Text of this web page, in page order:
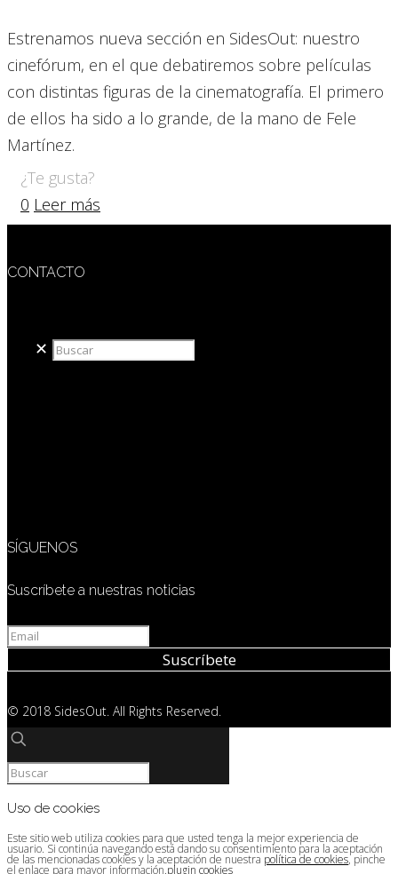
Estrenamos nueva sección en SidesOut: nuestro
cinefórum, en el que debatiremos sobre películas
con distintas figuras de la cinematografía. El primero
de ellos ha sido a lo grande, de la mano de Fele
Martínez.
¿Te gusta?
0 Leer más
CONTACTO
✕
SÍGUENOS
Suscríbete a nuestras noticias
© 2018 SidesOut. All Rights Reserved.
Uso de cookies
Este sitio web utiliza cookies para que usted tenga la mejor experiencia de
usuario. Si continúa navegando está dando su consentimiento para la aceptación
de las mencionadas cookies y la aceptación de nuestra política de cookies, pinche
el enlace para mayor información.plugin cookies